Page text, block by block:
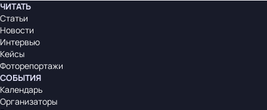
ЧИТАТЬ
Статьи
Новости
Интервью
Кейсы
Фоторепортажи
СОБЫТИЯ
Календарь
Организаторы